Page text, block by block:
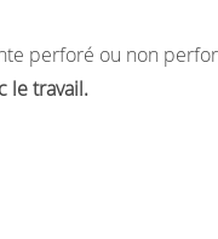
perforé ou non
le travail.